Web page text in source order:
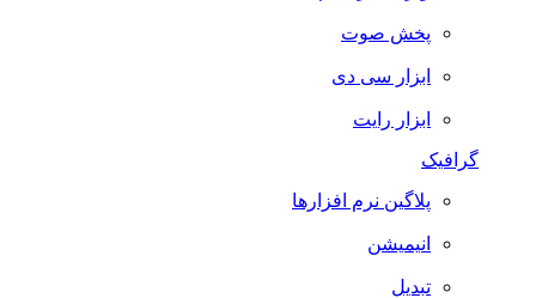
پخش صوت
ابزار سی دی
ابزار رایت
گرافیک
پلاگین نرم افزارها
انیمیشن
تبدیل